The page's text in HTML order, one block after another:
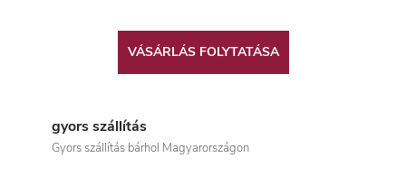
VÁSÁRLÁS FOLYTATÁSA
gyors szállítás
Gyors szállítás bárhol Magyarországon